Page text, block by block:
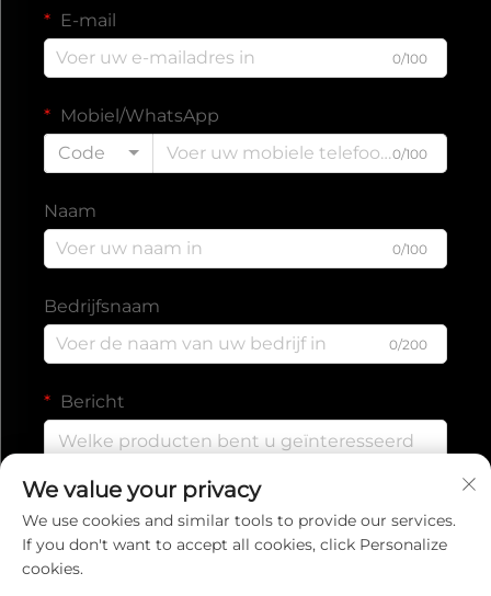
E-mail
0/100
Mobiel/WhatsApp
Code
0/100
Naam
0/100
Bedrijfsnaam
0/200
Bericht
We value your privacy
We use cookies and similar tools to provide our services.
If you don't want to accept all cookies, click Personalize
cookies.